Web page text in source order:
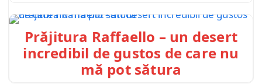
Prăjitura Raffaello – un desert
incredibil de gustos de care nu
mă pot sătura